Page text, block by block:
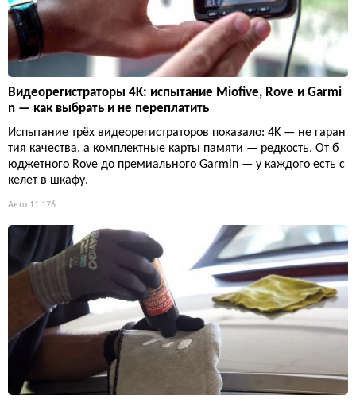
Видеорегистраторы 4K: испытание Miofive, Rove и Garmi
n — как выбрать и не переплатить
Испытание трёх видеорегистраторов показало: 4K — не гаран
тия качества, а комплектные карты памяти — редкость. От б
юджетного Rove до премиального Garmin — у каждого есть с
келет в шкафу.
Авто 11 176